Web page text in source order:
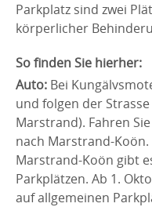
Parkplatz sind zwei
körperlicher
So finden Sie hierher:
Auto: Bei
und folgen der
Marstrand). Fahren
nach Marstrand-
Marstrand-Koön gibt
Parkplätzen. Ab 1.
auf allgemeinen